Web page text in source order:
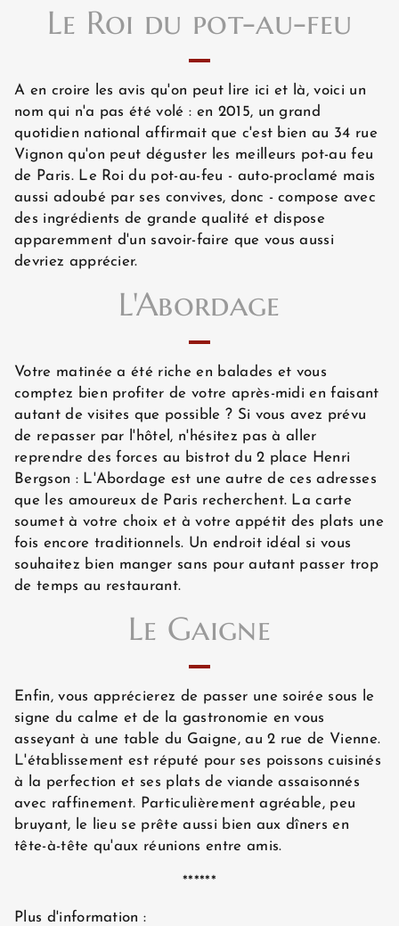
OFFRES EXCLUSIVES
SITUATION
GALERIE PHOTOS
ACTUALITÉS
AVIS CLIENTS
Le Roi du pot-au-feu
A en croire les avis qu'on peut lire ici et là, voici un
nom qui n'a pas été volé : en 2015, un grand
quotidien national affirmait que c'est bien au 34 rue
Vignon qu'on peut déguster les meilleurs pot-au feu
de Paris. Le Roi du pot-au-feu - auto-proclamé mais
aussi adoubé par ses convives, donc - compose avec
des ingrédients de grande qualité et dispose
apparemment d'un savoir-faire que vous aussi
devriez apprécier.
L'Abordage
Votre matinée a été riche en balades et vous
comptez bien profiter de votre après-midi en faisant
autant de visites que possible ? Si vous avez prévu
de repasser par l'hôtel, n'hésitez pas à aller
reprendre des forces au bistrot du 2 place Henri
Bergson : L'Abordage est une autre de ces adresses
que les amoureux de Paris recherchent. La carte
soumet à votre choix et à votre appétit des plats une
fois encore traditionnels. Un endroit idéal si vous
souhaitez bien manger sans pour autant passer trop
de temps au restaurant.
Le Gaigne
Enfin, vous apprécierez de passer une soirée sous le
signe du calme et de la gastronomie en vous
asseyant à une table du Gaigne, au 2 rue de Vienne.
L'établissement est réputé pour ses poissons cuisinés
à la perfection et ses plats de viande assaisonnés
avec raffinement. Particulièrement agréable, peu
bruyant, le lieu se prête aussi bien aux dîners en
tête-à-tête qu'aux réunions entre amis.
******
Plus d'information :